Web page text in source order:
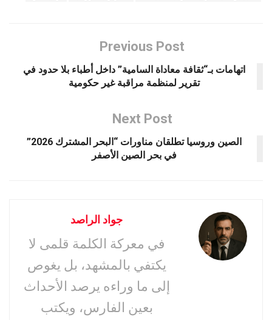
Previous Post
اتهامات بـ“ثقافة معاداة السامية” داخل أطباء بلا حدود في
تقرير لمنظمة مراقبة غير حكومية
Next Post
الصين وروسيا تطلقان مناورات “البحر المشترك 2026”
في بحر الصين الأصفر
جواد الراصد
في معركة الكلمة قلمى لا
يكتفي بالمشهد، بل يغوص
إلى ما وراءه يرصد الأحداث
بعين الفارس، ويكتب